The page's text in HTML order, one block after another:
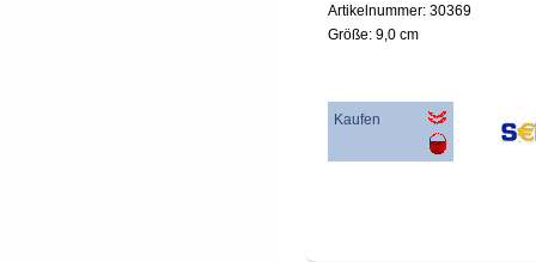
Artikelnummer: 30369
Größe: 9,0 cm
Kaufen